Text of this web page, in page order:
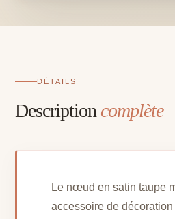
DÉTAILS
Descriptioncomplète
Le nœud en satin taupe
accessoire de